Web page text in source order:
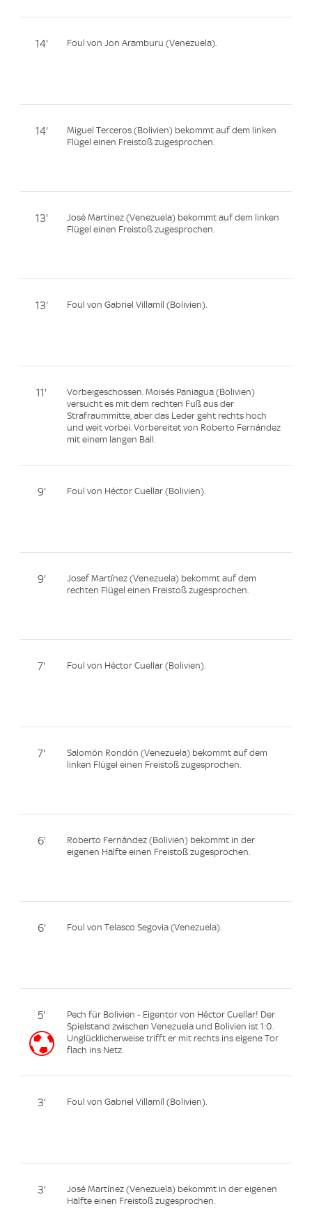
14' Foul von Jon Aramburu (Venezuela).
14'
Miguel Terceros (Bolivien) bekommt auf dem linken
Flügel einen Freistoß zugesprochen.
13'
José Martínez (Venezuela) bekommt auf dem linken
Flügel einen Freistoß zugesprochen.
13' Foul von Gabriel Villamíl (Bolivien).
11'
Vorbeigeschossen. Moisés Paniagua (Bolivien)
versucht es mit dem rechten Fuß aus der
Strafraummitte, aber das Leder geht rechts hoch
und weit vorbei. Vorbereitet von Roberto Fernández
mit einem langen Ball.
9' Foul von Héctor Cuellar (Bolivien).
9'
Josef Martínez (Venezuela) bekommt auf dem
rechten Flügel einen Freistoß zugesprochen.
7' Foul von Héctor Cuellar (Bolivien).
7'
Salomón Rondón (Venezuela) bekommt auf dem
linken Flügel einen Freistoß zugesprochen.
6'
Roberto Fernández (Bolivien) bekommt in der
eigenen Hälfte einen Freistoß zugesprochen.
6' Foul von Telasco Segovia (Venezuela).
5'
Pech für Bolivien - Eigentor von Héctor Cuellar! Der
Spielstand zwischen Venezuela und Bolivien ist 1:0.
Unglücklicherweise trifft er mit rechts ins eigene Tor
flach ins Netz.
3' Foul von Gabriel Villamíl (Bolivien).
3'
José Martínez (Venezuela) bekommt in der eigenen
Hälfte einen Freistoß zugesprochen.